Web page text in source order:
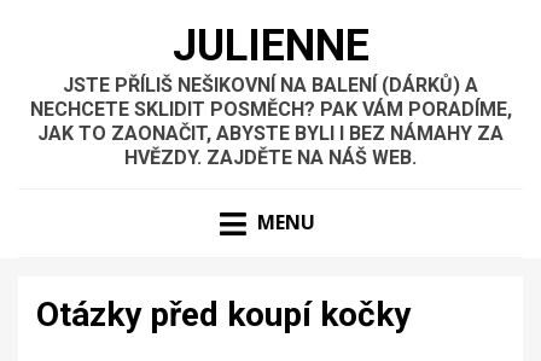
JULIENNE
JSTE PŘÍLIŠ NEŠIKOVNÍ NA BALENÍ (DÁRKŮ) A
NECHCETE SKLIDIT POSMĚCH? PAK VÁM PORADÍME,
JAK TO ZAONAČIT, ABYSTE BYLI I BEZ NÁMAHY ZA
HVĚZDY. ZAJDĚTE NA NÁŠ WEB.
MENU
Otázky před koupí kočky